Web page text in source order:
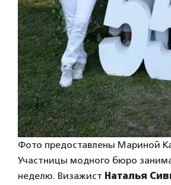
Фото предоставлены Мариной
Участницы модного бюро
неделю. Визажист Наталья